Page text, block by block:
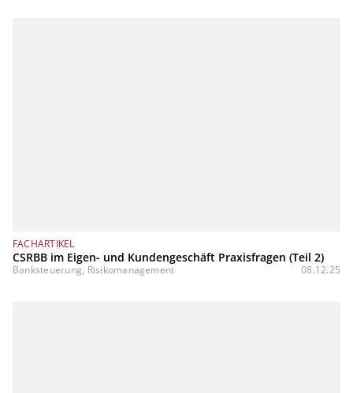
FACHARTIKEL
CSRBB im Eigen- und Kundengeschäft Praxisfragen (Teil 2)
Banksteuerung, Risikomanagement 08.12.25